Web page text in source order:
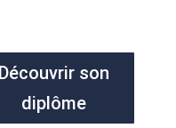
Découvrir son
diplôme